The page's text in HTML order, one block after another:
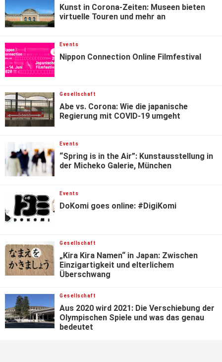
Kunst in Corona-Zeiten: Museen bieten
virtuelle Touren und mehr an
Events
Nippon Connection Online Filmfestival
Gesellschaft
Abe vs. Corona: Wie die japanische
Regierung mit COVID-19 umgeht
Events
“Spring is in the Air”: Kunstausstellung in
der Micheko Galerie, München
Events
DoKomi goes online: #DigiKomi
Gesellschaft
„Kira Kira Namen“ in Japan: Zwischen
Einzigartigkeit und elterlichem
Überschwang
Gesellschaft
Aus 2020 wird 2021: Die Verschiebung der
Olympischen Spiele und was das genau
bedeutet